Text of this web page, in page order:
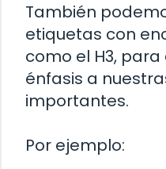
También
etiquetas con
como el H3,
énfasis a
importantes.
Por ejemplo: